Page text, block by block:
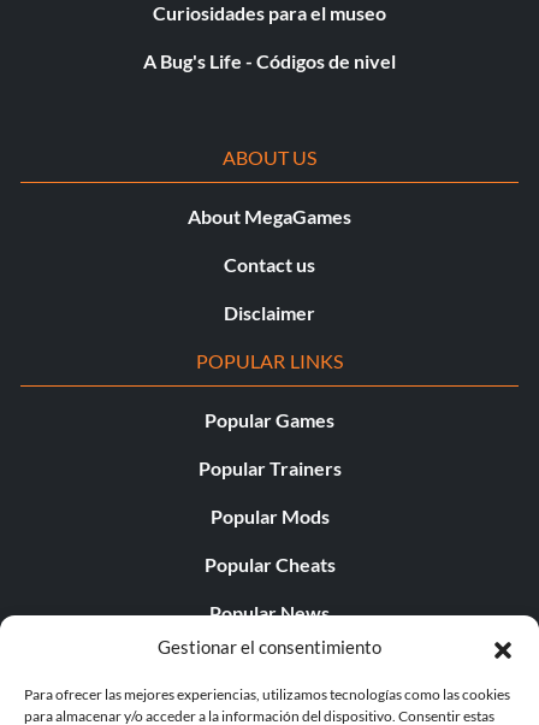
Gestionar el consentimiento
Para ofrecer las mejores experiencias, utilizamos tecnologías como las cookies
para almacenar y/o acceder a la información del dispositivo. Consentir estas
Curiosidades para el museo
A Bug's Life - Códigos de nivel
ABOUT US
About MegaGames
Contact us
Disclaimer
POPULAR LINKS
Popular Games
Popular Trainers
Popular Mods
Popular Cheats
Popular News
Popular Editorials
Popular Free Games